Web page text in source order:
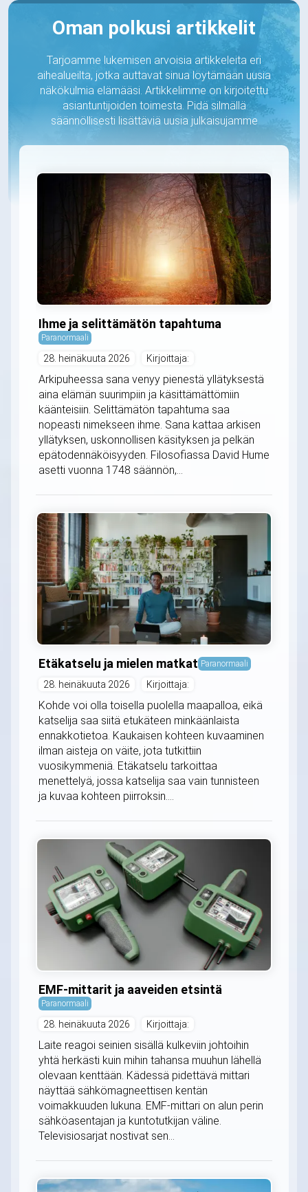
Oman polkusi artikkelit
Tarjoamme lukemisen arvoisia artikkeleita eri
aihealueilta, jotka auttavat sinua löytämään uusia
näkökulmia elämääsi. Artikkelimme on kirjoitettu
asiantuntijoiden toimesta. Pidä silmällä
säännöllisesti lisättäviä uusia julkaisujamme
Ihme ja selittämätön tapahtuma
Paranormaali
28. heinäkuuta 2026 Kirjoittaja:
Arkipuheessa sana venyy pienestä yllätyksestä
aina elämän suurimpiin ja käsittämättömiin
käänteisiin. Selittämätön tapahtuma saa
nopeasti nimekseen ihme. Sana kattaa arkisen
yllätyksen, uskonnollisen käsityksen ja pelkän
epätodennäköisyyden. Filosofiassa David Hume
asetti vuonna 1748 säännön,...
Etäkatselu ja mielen matkat Paranormaali
28. heinäkuuta 2026 Kirjoittaja:
Kohde voi olla toisella puolella maapalloa, eikä
katselija saa siitä etukäteen minkäänlaista
ennakkotietoa. Kaukaisen kohteen kuvaaminen
ilman aisteja on väite, jota tutkittiin
vuosikymmeniä. Etäkatselu tarkoittaa
menettelyä, jossa katselija saa vain tunnisteen
ja kuvaa kohteen piirroksin....
EMF-mittarit ja aaveiden etsintä
Paranormaali
28. heinäkuuta 2026 Kirjoittaja:
Laite reagoi seinien sisällä kulkeviin johtoihin
yhtä herkästi kuin mihin tahansa muuhun lähellä
olevaan kenttään. Kädessä pidettävä mittari
näyttää sähkömagneettisen kentän
voimakkuuden lukuna. EMF-mittari on alun perin
sähköasentajan ja kuntotutkijan väline.
Televisiosarjat nostivat sen...